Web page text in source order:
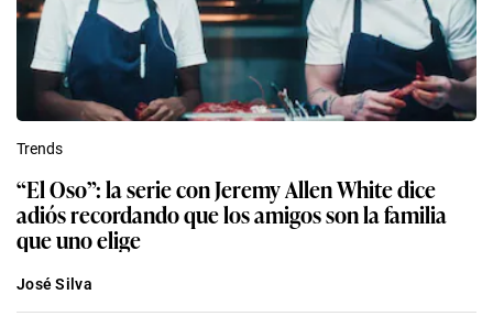
Trends
“El Oso”: la serie con Jeremy Allen White dice
adiós recordando que los amigos son la familia
que uno elige
José Silva